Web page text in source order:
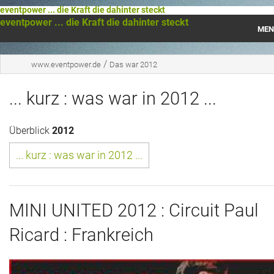
eventpower ... die Kraft die dahinter steckt
eventpower ... die Kraft die dahinter steckt
Startseite
Das war 2020
Das war 2019
Das war 2017
Das war 2016
www.eventpower.de / Das war 2012
... kurz : was war in 2012 ...
Überblick 2012
... kurz : was war in 2012 ...
MINI UNITED 2012 : Circuit Paul
Ricard : Frankreich